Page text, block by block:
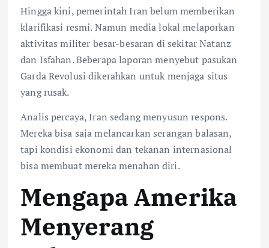
Hingga kini, pemerintah Iran belum memberikan
klarifikasi resmi. Namun media lokal melaporkan
aktivitas militer besar-besaran di sekitar Natanz
dan Isfahan. Beberapa laporan menyebut pasukan
Garda Revolusi dikerahkan untuk menjaga situs
yang rusak.
Analis percaya, Iran sedang menyusun respons.
Mereka bisa saja melancarkan serangan balasan,
tapi kondisi ekonomi dan tekanan internasional
bisa membuat mereka menahan diri.
Mengapa Amerika
Menyerang